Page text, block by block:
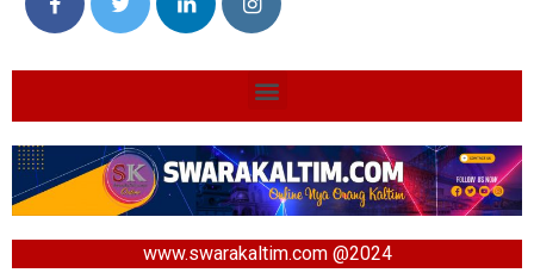
www.swarakaltim.com @2024